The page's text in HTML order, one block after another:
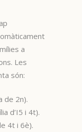
a
Les
són:
de 2n).
d’I5 i 4t).
4t i 6è).